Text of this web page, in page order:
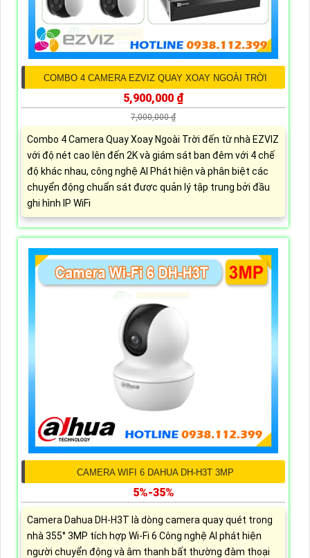
COMBO 4 CAMERA EZVIZ QUAY XOAY NGOÀI TRỜI
5,900,000 ₫
7,000,000 ₫
Combo 4 Camera Quay Xoay Ngoài Trời đến từ nhà EZVIZ
với độ nét cao lên đến 2K và giám sát ban đêm với 4 chế
độ khác nhau, công nghệ AI Phát hiện và phân biệt các
chuyển động chuẩn sát được quản lý tập trung bởi đầu
ghi hình IP WiFi
CAMERA WIFI 6 DAHUA DH-H3T 3MP
5%-35%
Camera Dahua DH-H3T là dòng camera quay quét trong
nhà 355° 3MP tích hợp Wi-Fi 6 Công nghệ AI phát hiện
người chuyển động và âm thanh bất thường đàm thoại